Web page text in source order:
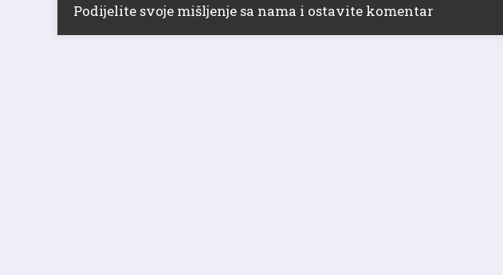
Podijelite svoje mišljenje sa nama i ostavite komentar